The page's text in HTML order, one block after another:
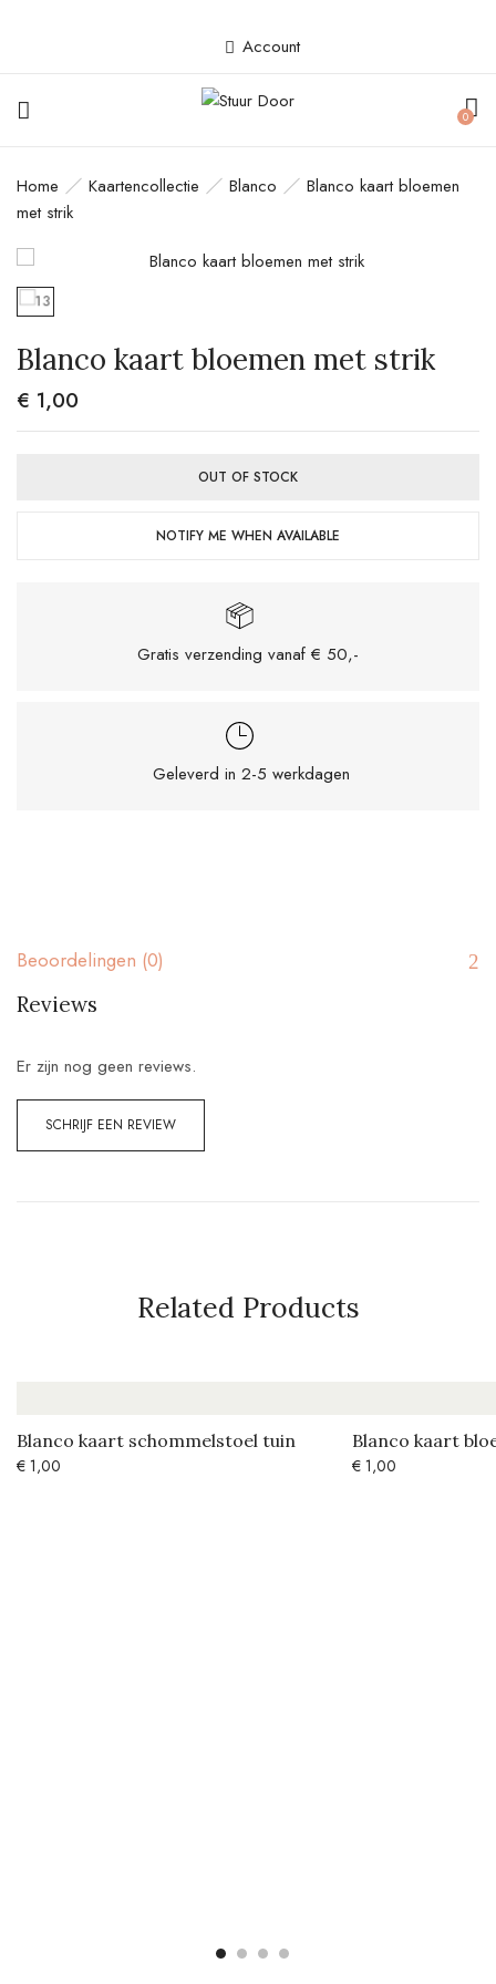
Account
0
Home Kaartencollectie Blanco
Blanco kaart bloemen
met strik
Blanco kaart bloemen met strik
€ 1,00
OUT OF STOCK
NOTIFY ME WHEN AVAILABLE
Gratis verzending vanaf € 50,-
Geleverd in 2-5 werkdagen
Beoordelingen (0)
Reviews
Er zijn nog geen reviews.
SCHRIJF EEN REVIEW
BE THE FIRST TO REVIEW
Vereiste velden zijn gemarkeerd met
Related Products
Blanco kaart schommelstoel tuin
€ 1,00
Blanco kaart
€ 1,00